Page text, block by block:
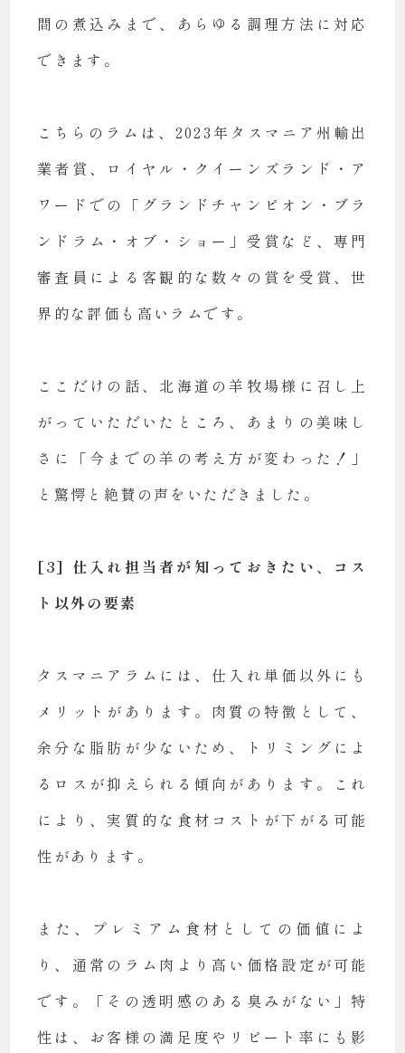
間の煮込みまで、あらゆる調理方法に対応
できます。
こちらのラムは、2023年タスマニア州輸出
業者賞、ロイヤル・クイーンズランド・ア
ワードでの「グランドチャンピオン・ブラ
ンドラム・オブ・ショー」受賞など、専門
審査員による客観的な数々の賞を受賞、世
界的な評価も高いラムです。
ここだけの話、北海道の羊牧場様に召し上
がっていただいたところ、あまりの美味し
さに「今までの羊の考え方が変わった！」
と驚愕と絶賛の声をいただきました。
[3] 仕入れ担当者が知っておきたい、コス
ト以外の要素
タスマニアラムには、仕入れ単価以外にも
メリットがあります。肉質の特徴として、
余分な脂肪が少ないため、トリミングによ
るロスが抑えられる傾向があります。これ
により、実質的な食材コストが下がる可能
性があります。
また、プレミアム食材としての価値によ
り、通常のラム肉より高い価格設定が可能
です。「その透明感のある臭みがない」特
性は、お客様の満足度やリピート率にも影